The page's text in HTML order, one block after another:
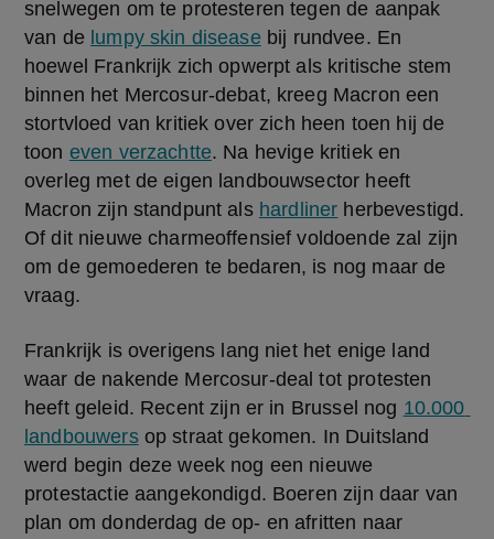
snelwegen om te protesteren tegen de aanpak
van de lumpy skin disease bij rundvee. En
hoewel Frankrijk zich opwerpt als kritische stem
binnen het Mercosur-debat, kreeg Macron een
stortvloed van kritiek over zich heen toen hij de
toon even verzachtte. Na hevige kritiek en
overleg met de eigen landbouwsector heeft
Macron zijn standpunt als hardliner herbevestigd.
Of dit nieuwe charmeoffensief voldoende zal zijn
om de gemoederen te bedaren, is nog maar de
vraag.
Frankrijk is overigens lang niet het enige land
waar de nakende Mercosur-deal tot protesten
heeft geleid. Recent zijn er in Brussel nog 10.000
landbouwers op straat gekomen. In Duitsland
werd begin deze week nog een nieuwe
protestactie aangekondigd. Boeren zijn daar van
plan om donderdag de op- en afritten naar